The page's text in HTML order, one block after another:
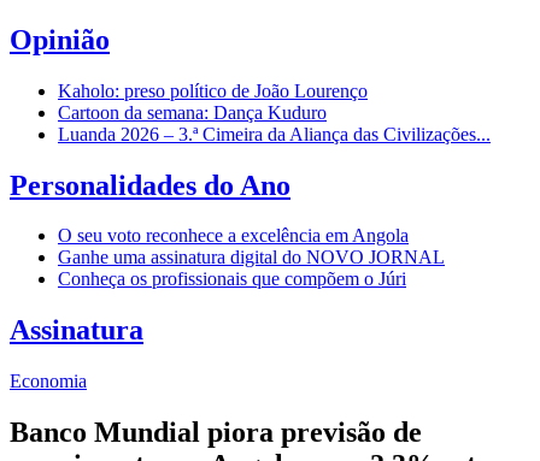
Opinião
Kaholo: preso político de João Lourenço
Cartoon da semana: Dança Kuduro
Luanda 2026 – 3.ª Cimeira da Aliança das Civilizações...
Personalidades do Ano
O seu voto reconhece a excelência em Angola
Ganhe uma assinatura digital do NOVO JORNAL
Conheça os profissionais que compõem o Júri
Assinatura
Economia
Banco Mundial piora previsão de